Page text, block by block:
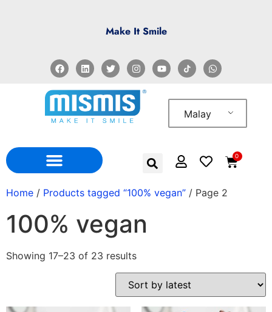
Make It Smile
Malay
0
Home / Products tagged “100% vegan” / Page 2
100% vegan
Showing 17–23 of 23 results